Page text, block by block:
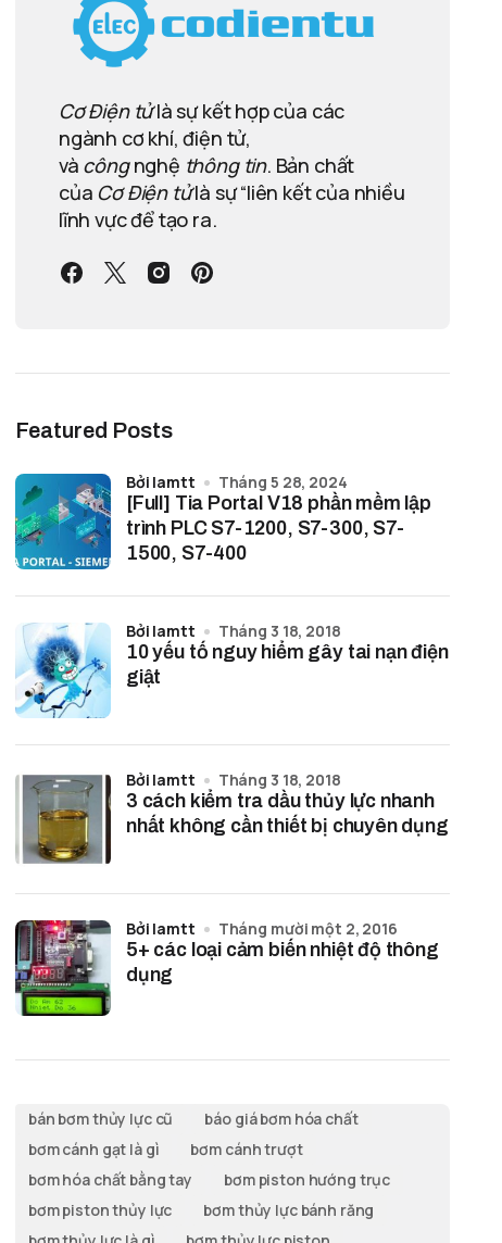
Cơ Điện tửlà sự kết hợp của các
ngành cơ khí, điện tử,
và côngnghệ thông tin. Bản chất
của Cơ Điện tửlà sự “liên kết của nhiều
lĩnh vực để tạo ra.
Featured Posts
[Full] Tia Portal V18 phần mềm lập
trình PLC S7-1200, S7-300, S7-
1500, S7-400
bởi lamtt Tháng 5 28, 2024
10 yếu tố nguy hiểm gây tai nạn điện
giật
bởi lamtt Tháng 3 18, 2018
3 cách kiểm tra dầu thủy lực nhanh
nhất không cần thiết bị chuyên dụng
bởi lamtt Tháng 3 18, 2018
5+ các loại cảm biến nhiệt độ thông
dụng
bởi lamtt Tháng mười một 2, 2016
bán bơm thủy lực cũ
báo giá bơm hóa chất
bơm cánh gạt là gì
bơm cánh trượt
bơm hóa chất bằng tay
bơm piston hướng trục
bơm piston thủy lực
bơm thủy lực bánh răng